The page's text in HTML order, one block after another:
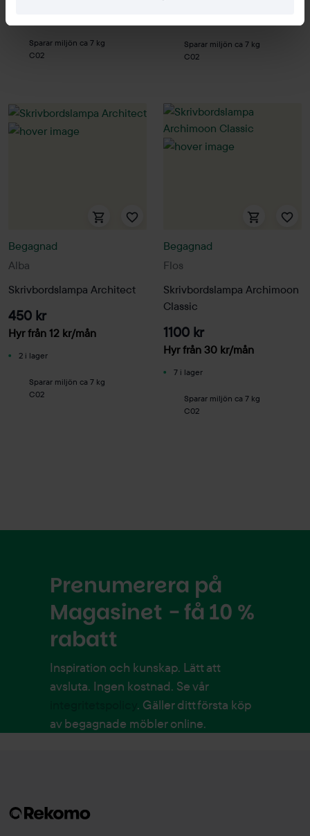
Sparar miljön ca 7 kg
C02
Sparar miljön ca 7 kg
C02
Alba
Begagnad
Skrivbordslampa Architect
450 kr
Hyr från 12 kr/mån
2 i lager
Sparar miljön ca 7 kg
C02
Flos
Begagnad
Skrivbordslampa Archimoon
Classic
1100 kr
Hyr från 30 kr/mån
7 i lager
Sparar miljön ca 7 kg
C02
Prenumerera på
Magasinet - få 10 %
rabatt
Inspiration och kunskap. Lätt att
avsluta. Ingen kostnad. Se vår
. Gäller ditt första köp
av begagnade möbler online.